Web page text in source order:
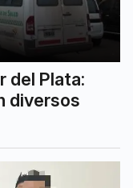
del Plata:
diversos